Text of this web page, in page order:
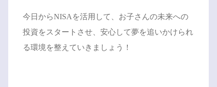
今日からNISAを活用して、お子さんの未来への
投資をスタートさせ、安心して夢を追いかけられ
る環境を整えていきましょう！